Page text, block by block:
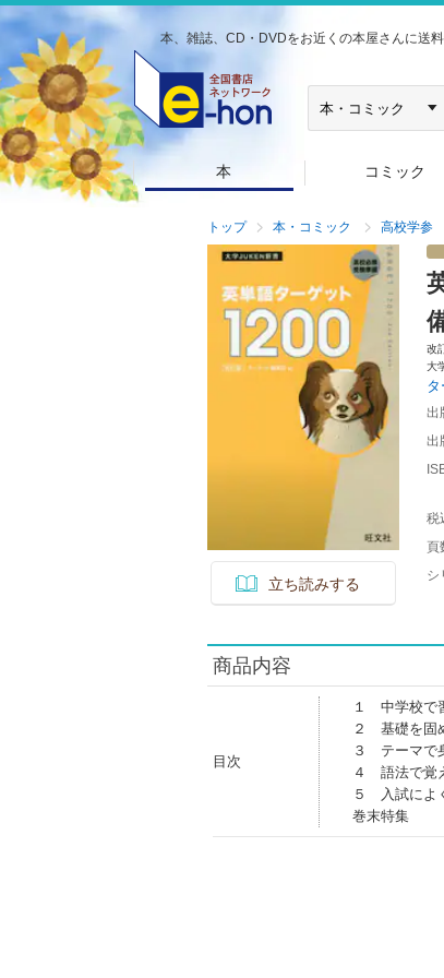
本、雑誌、CD・DVDをお近くの本屋さんに送料
本 コミック
トップ 本・コミック 高校学参
立ち読みする
改
大
出
出
税
頁
シ
商品内容
目次
１ 中学校で
２ 基礎を固
３ テーマで
４ 語法で覚
５ 入試によ
巻末特集